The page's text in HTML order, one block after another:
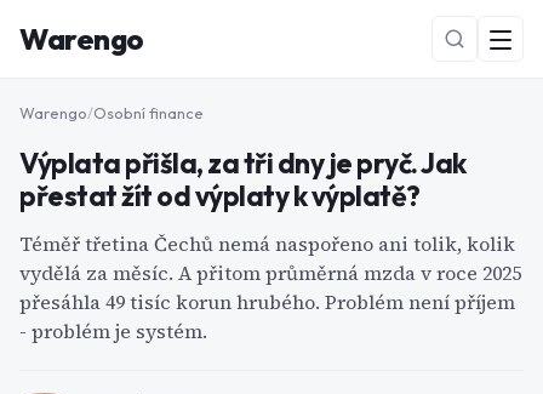
Warengo
NOVÉ
Warengo/Osobní finance
Výplata přišla, za tři dny je pryč. Jak
přestat žít od výplaty k výplatě?
Téměř třetina Čechů nemá naspořeno ani tolik, kolik
vydělá za měsíc. A přitom průměrná mzda v roce 2025
přesáhla 49 tisíc korun hrubého. Problém není příjem
- problém je systém.